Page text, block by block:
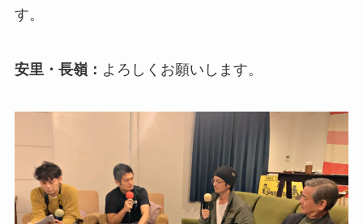
す。
安里・長嶺： よろしくお願いします。